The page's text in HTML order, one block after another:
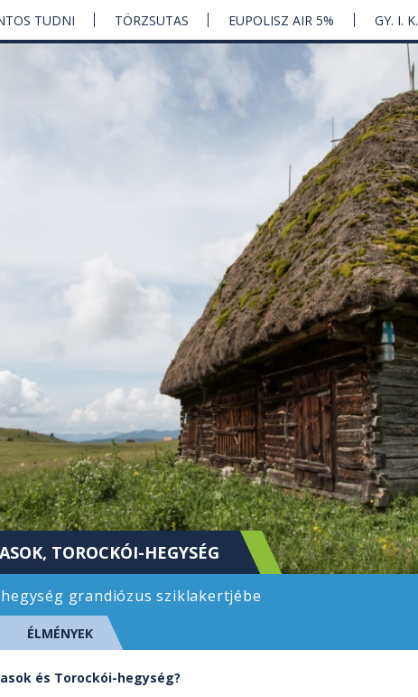
TUDNI TÖRZSUTAS EUPOLISZ AIR 5% GY. I. K.
TOROCKÓI-HEGYSÉG
grandiózus sziklakertjébe
ÉLMÉNYEK
és Torockói-hegység?